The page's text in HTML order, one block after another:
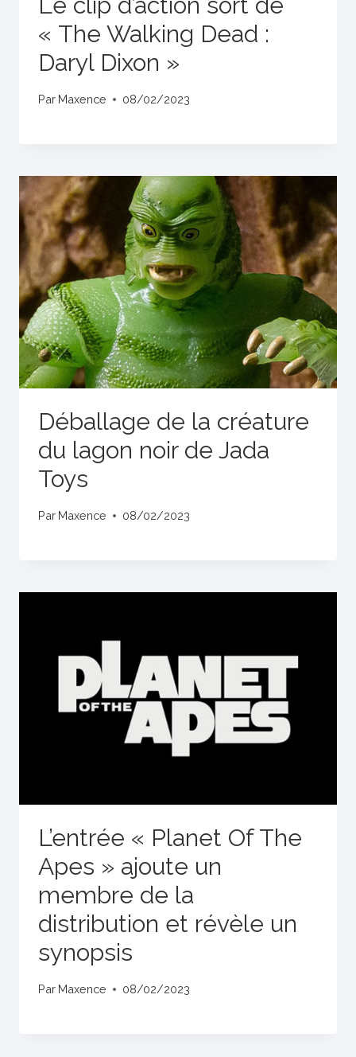
« The Walking Dead :
Daryl Dixon »
Par Maxence 08/02/2023
Déballage de la créature
du lagon noir de Jada
Toys
Par Maxence 08/02/2023
L’entrée « Planet Of The
Apes » ajoute un
membre de la
distribution et révèle un
synopsis
Par Maxence 08/02/2023